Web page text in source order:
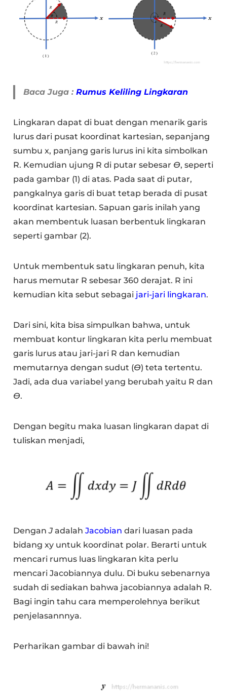
Baca Juga :Rumus Keliling Lingkaran
Lingkaran dapat di buat dengan menarik garis
lurus dari pusat koordinat kartesian, sepanjang
sumbu x, panjang garis lurus ini kita simbolkan
R. Kemudian ujung R di putar sebesar Ɵ, seperti
pada gambar (1) di atas. Pada saat di putar,
pangkalnya garis di buat tetap berada di pusat
koordinat kartesian. Sapuan garis inilah yang
akan membentuk luasan berbentuk lingkaran
seperti gambar (2).
Untuk membentuk satu lingkaran penuh, kita
harus memutar R sebesar 360 derajat. R ini
kemudian kita sebut sebagai jari-jari lingkaran.
Dari sini, kita bisa simpulkan bahwa, untuk
membuat kontur lingkaran kita perlu membuat
garis lurus atau jari-jari R dan kemudian
memutarnya dengan sudut (Ɵ) teta tertentu.
Jadi, ada dua variabel yang berubah yaitu R dan
Ɵ.
Dengan begitu maka luasan lingkaran dapat di
tuliskan menjadi,
DenganJ adalahJacobian dari luasan pada
bidang xy untuk koordinat polar. Berarti untuk
mencari rumus luas lingkaran kita perlu
mencari Jacobiannya dulu. Di buku sebenarnya
sudah di sediakan bahwa jacobiannya adalah R.
Bagi ingin tahu cara memperolehnya berikut
penjelasannnya.
Perharikan gambar di bawah ini!